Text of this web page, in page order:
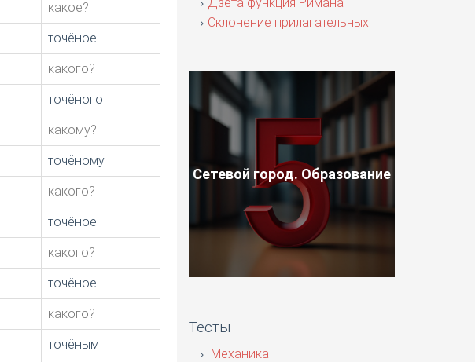
какое?
точёное
какого?
точёного
какому?
точёному
какого?
точёное
какого?
точёное
какого?
точёным
Склонение прилагательных
Сетевой город. Образование
Тесты
Механика